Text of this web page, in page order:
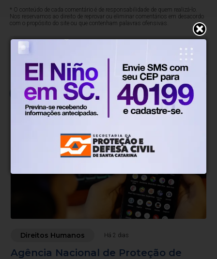
* O conteúdo de cada comentário é de responsabilidade de quem realizá-lo.
Nos reservamos ao direito de reprovar ou eliminar comentários em desacordo
com o propósito do site ou que contenham palavras ofensivas.
500caracteres restantes.
Comentar
Direitos Humanos Há 2 dias
Agência Nacional de Proteção de